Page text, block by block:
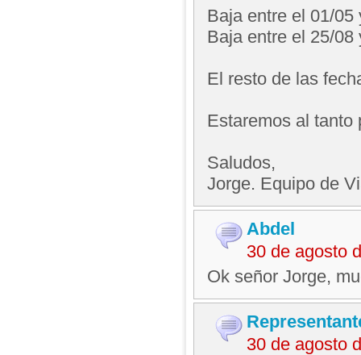
Baja entre el 01/05
Baja entre el 25/08
El resto de las
Estaremos al tanto
Saludos,
Jorge. Equipo de
Abdel
30 de agosto
Ok señor Jorge,
30 de agosto